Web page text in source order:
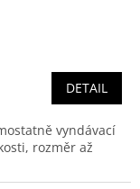
DETAIL
vyndávací
rozměr až